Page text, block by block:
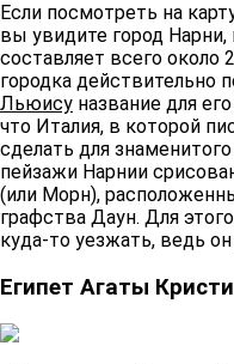
Если посмотреть на
вы увидите город Нарни,
составляет всего около
городка действительно
Льюису название для его
что Италия, в которой
сделать для
пейзажи Нарнии
(или Морн),
графства Даун. Для
куда-то уезжать, ведь
Египет Агаты Кристи